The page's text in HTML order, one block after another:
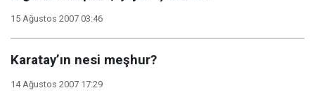
15 Ağustos 2007 03:46
Karatay’ın nesi meşhur?
14 Ağustos 2007 17:29